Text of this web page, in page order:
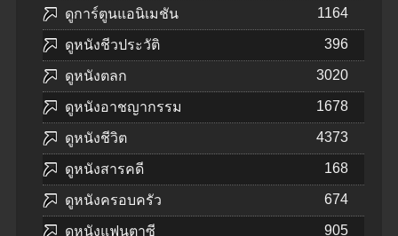
ดูการ์ตูนแอนิเมชัน 1164
ดูหนังชีวประวัติ 396
ดูหนังตลก 3020
ดูหนังอาชญากรรม 1678
ดูหนังชีวิต 4373
ดูหนังสารคดี 168
ดูหนังครอบครัว 674
ดูหนังแฟนตาซี 905